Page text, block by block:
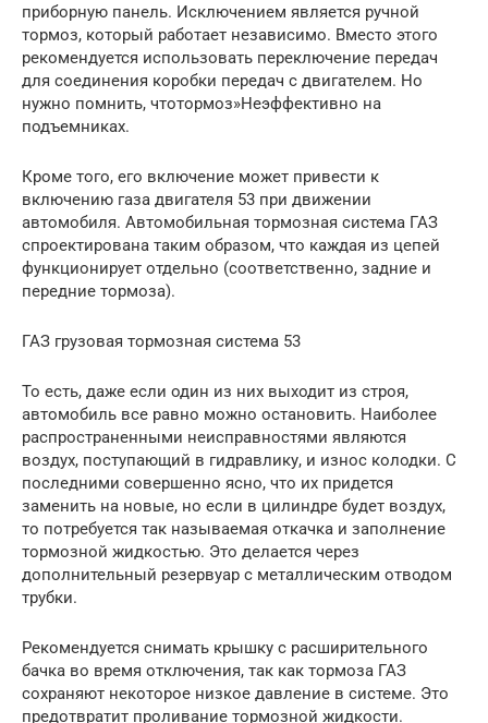
приборную панель. Исключением является ручной
тормоз, который работает независимо. Вместо этого
рекомендуется использовать переключение передач
для соединения коробки передач с двигателем. Но
нужно помнить, чтотормоз»Неэффективно на
подъемниках.
Кроме того, его включение может привести к
включению газа двигателя 53 при движении
автомобиля. Автомобильная тормозная система ГАЗ
спроектирована таким образом, что каждая из цепей
функционирует отдельно (соответственно, задние и
передние тормоза).
ГАЗ грузовая тормозная система 53
То есть, даже если один из них выходит из строя,
автомобиль все равно можно остановить. Наиболее
распространенными неисправностями являются
воздух, поступающий в гидравлику, и износ колодки. С
последними совершенно ясно, что их придется
заменить на новые, но если в цилиндре будет воздух,
то потребуется так называемая откачка и заполнение
тормозной жидкостью. Это делается через
дополнительный резервуар с металлическим отводом
трубки.
Рекомендуется снимать крышку с расширительного
бачка во время отключения, так как тормоза ГАЗ
сохраняют некоторое низкое давление в системе. Это
предотвратит проливание тормозной жидкости.